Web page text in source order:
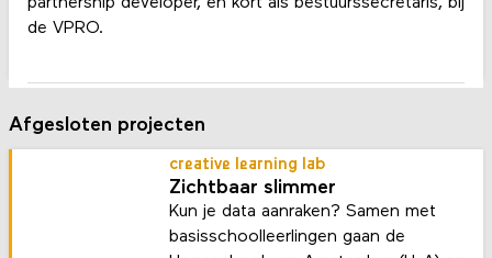
partnership developer, en kort als bestuurssecretaris, bij
de VPRO.
Afgesloten projecten
creative learning lab
Zichtbaar slimmer
Kun je data aanraken? Samen met
basisschoolleerlingen gaan de